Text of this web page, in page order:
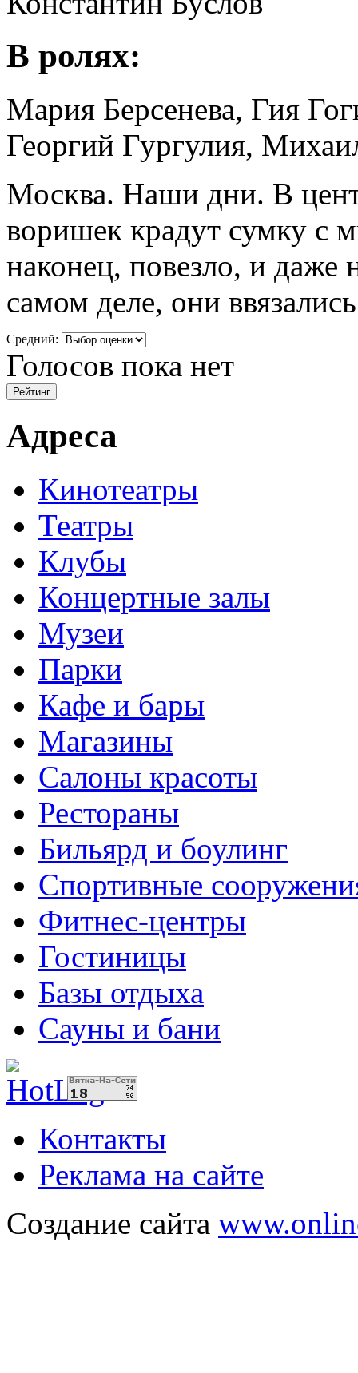
В ролях:
Мария Берсенева, Гия
Георгий Гургулия,
Москва. Наши дни. В
воришек крадут сумку с
наконец, повезло, и даже
самом деле, они
Средний:
Голосов пока нет
Адреса
Кинотеатры
Театры
Клубы
Концертные залы
Музеи
Парки
Кафе и бары
Магазины
Салоны красоты
Рестораны
Бильярд и боулинг
Спортивные
Фитнес-центры
Гостиницы
Базы отдыха
Сауны и бани
Контакты
Реклама на сайте
Создание сайта